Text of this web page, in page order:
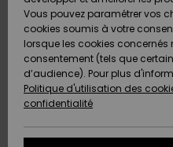
Snow
A
Snow
A
A
Préférences
Langue Et
Région
AIDE &
CONTACT
Quiksilver
Freedom
Protection
des
Vous pouvez paramétrer vos
cookies soumis à votre
lorsque les cookies concernés
consentement (tels que
d’audience). Pour plus
Politique d'utilisation des
confidentialité